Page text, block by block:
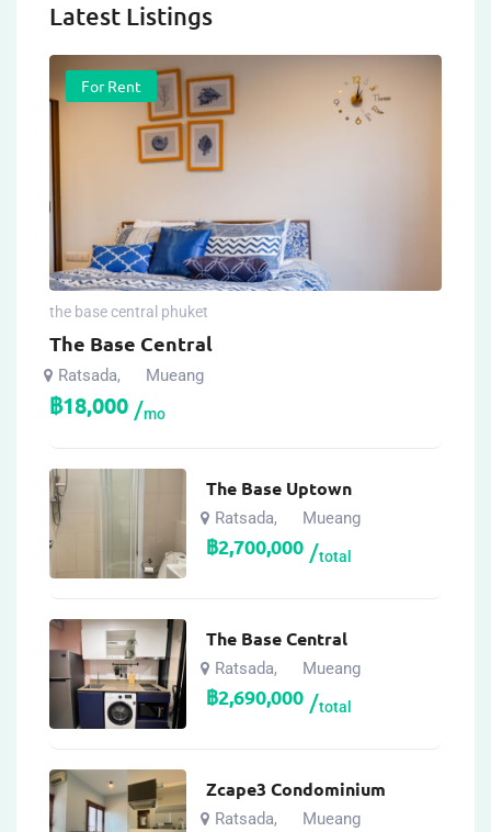
Latest Listings
For Rent
the base central phuket
The Base Central
Ratsada, Mueang
฿18,000 mo
The Base Uptown
Ratsada, Mueang
฿2,700,000 total
The Base Central
Ratsada, Mueang
฿2,690,000 total
Zcape3 Condominium
Ratsada, Mueang